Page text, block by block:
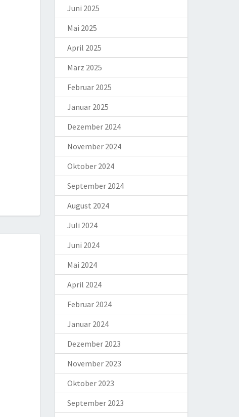
Juni 2025
Mai 2025
April 2025
März 2025
Februar 2025
Januar 2025
Dezember 2024
November 2024
Oktober 2024
September 2024
August 2024
Juli 2024
Juni 2024
Mai 2024
April 2024
Februar 2024
Januar 2024
Dezember 2023
November 2023
Oktober 2023
September 2023